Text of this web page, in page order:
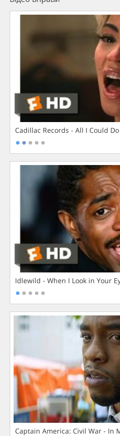
Cadillac Records - All I Could
Idlewild - When I Look in Your
Captain America: Civil War - In